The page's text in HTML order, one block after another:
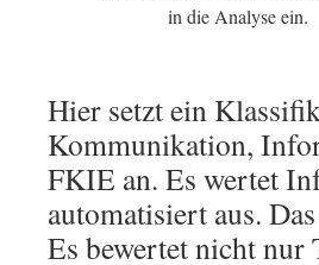
in die Analyse ein.
Hier setzt ein
Kommunikation,
FKIE an. Es wertet
automatisiert aus.
Es bewertet nicht nur